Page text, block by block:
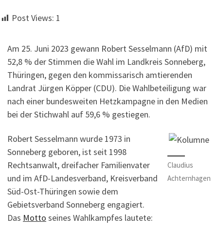
Post Views: 1
Am 25. Juni 2023 gewann Robert Sesselmann (AfD) mit
52,8 % der Stimmen die Wahl im Landkreis Sonneberg,
Thüringen, gegen den kommissarisch amtierenden
Landrat Jürgen Köpper (CDU). Die Wahlbeteiligung war
nach einer bundesweiten Hetzkampagne in den Medien
bei der Stichwahl auf 59,6 % gestiegen.
Claudius
Achternhagen
Robert Sesselmann wurde 1973 in
Sonneberg geboren, ist seit 1998
Rechtsanwalt, dreifacher Familienvater
und im AfD-Landesverband, Kreisverband
Süd-Ost-Thüringen sowie dem
Gebietsverband Sonneberg engagiert.
Das Motto seines Wahlkampfes lautete: